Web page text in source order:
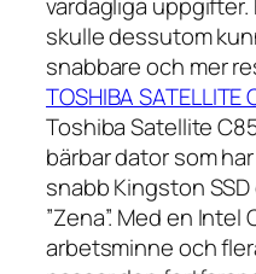
skulle dessutom
snabbare och mer
TOSHIBA SATELLITE
Toshiba Satellite
bärbar dator som
snabb Kingston
”Zena”. Med en
arbetsminne och